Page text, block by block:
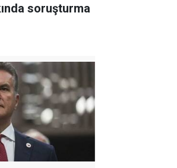
soruşturma